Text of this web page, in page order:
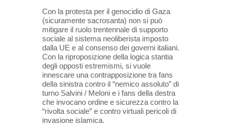
Con la protesta per il genocidio di Gaza
(sicuramente sacrosanta) non si può
mitigare il ruolo trentennale di supporto
sociale al sistema neoliberista imposto
dalla UE e al consenso dei governi italiani.
Con la riproposizione della logica stantia
degli opposti estremismi, si vuole
innescare una contrapposizione tra fans
della sinistra contro il “nemico assoluto” di
turno Salvini / Meloni e i fans della destra
che invocano ordine e sicurezza contro la
“rivolta sociale” e contro virtuali pericoli di
invasione islamica.